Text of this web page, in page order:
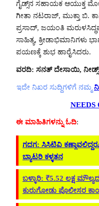
ಗೈಡ್ಸ್‌ನ ಸಹಾಯಕ ಆಯುಕ್ತ
ಗೀತಾ ನಟರಾಜ್, ಮುಕ್ತಾ ಬಿ.
ಪ್ರಸಾದ್, ಜಯಂತಿ
ಸಾಹಿತ್ಯ, ಕ್ರೀಡಾಭಿಮಾನಿಗಳು
ಪಯಣಕ್ಕೆ ಶುಭ ಹಾರೈಸಿದರು.
ವರದಿ: ಸನತ್ ದೇಸಾಯಿ,
ಇದೇ ನಿಖರ ಸುದ್ದಿಗಳಿಗೆ ನಮ್ಮ
NEEDS
ಈ ಮಾಹಿತಿಗಳನ್ನು ಓದಿ:
ಗದಗ: ಸಿಸಿಟಿವಿ
ಬ್ಯಾಟರಿ ಕಳ್ಳತನ
ಬಳ್ಳಾರಿ: ₹5.52 ಲಕ್ಷ
ಕುರುಗೋಡು ಪೊಲೀಸರ